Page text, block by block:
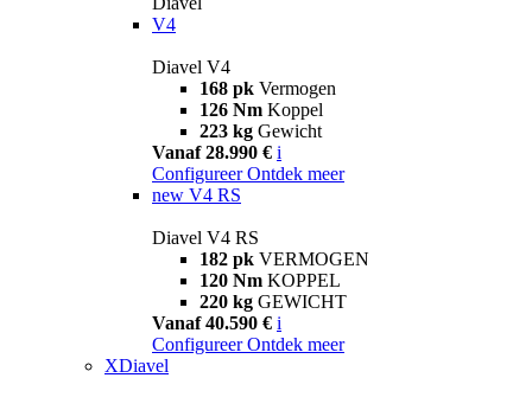
V4
Diavel V4
168 pk Vermogen
126 Nm Koppel
223 kg Gewicht
Vanaf 28.990 € i
Configureer Ontdek meer
new V4 RS
Diavel V4 RS
182 pk VERMOGEN
120 Nm KOPPEL
220 kg GEWICHT
Vanaf 40.590 € i
Configureer Ontdek meer
XDiavel